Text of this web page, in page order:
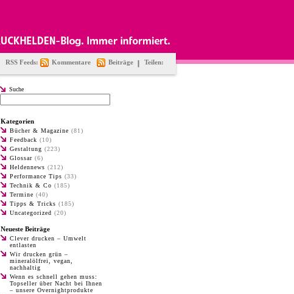
RSS Feeds: Kommentare Beiträge Teilen:
Suche
Kategorien
Bücher & Magazine (81)
Feedback (10)
Gestaltung (223)
Glossar (6)
Heldennews (212)
Performance Tips (33)
Technik & Co (185)
Termine (40)
Tipps & Tricks (185)
Uncategorized (20)
Neueste Beiträge
Clever drucken – Umwelt
entlasten
Wir drucken grün –
mineralölfrei, vegan,
nachhaltig
Wenn es schnell gehen muss:
Topseller über Nacht bei Ihnen
– unsere Overnightprodukte